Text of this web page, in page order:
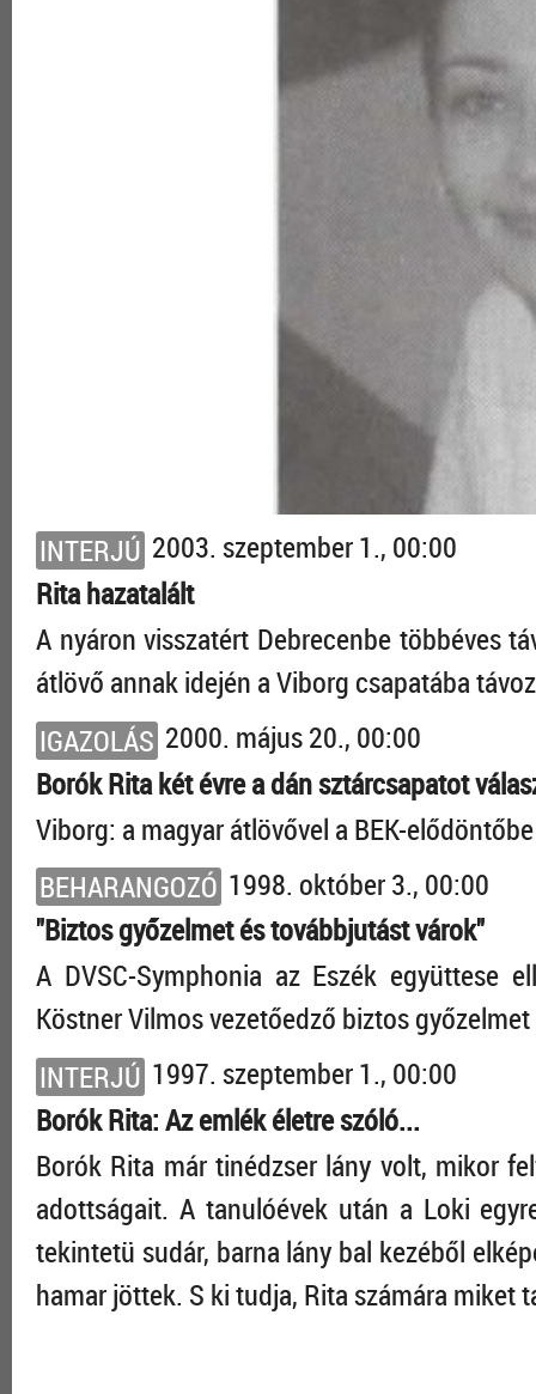
INTERJÚ 2003. szeptember 1., 00:00
Rita hazatalált
A nyáron visszatért Debrecenbe többéves
átlövő annak idején a Viborg csapatába
IGAZOLÁS 2000. május 20., 00:00
Borók Rita két évre a dán sztárcsapatot
Viborg: a magyar átlövővel a BEK-
BEHARANGOZÓ 1998. október 3., 00:00
"Biztos győzelmet és továbbjutást várok"
A DVSC-Symphonia az Eszék együttese
Köstner Vilmos vezetőedző biztos
INTERJÚ 1997. szeptember 1., 00:00
Borók Rita: Az emlék életre szóló...
Borók Rita már tinédzser lány volt, mikor
adottságait. A tanulóévek után a Loki
tekintetü sudár, barna lány bal ke­zéből
hamar jöttek. S ki tudja, Rita számá­ra miket